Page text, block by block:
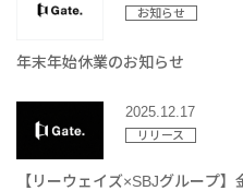
お知らせ
年末年始休業のお知らせ
2025.12.17
リリース
【リーウェイズ×SBJグループ